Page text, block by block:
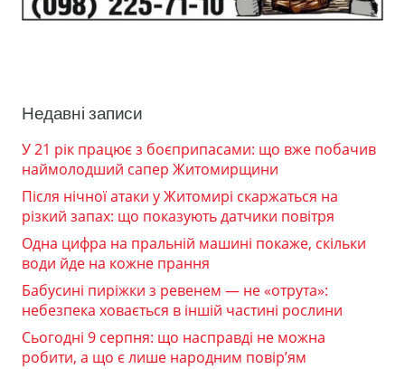
Недавні записи
У 21 рік працює з боєприпасами: що вже побачив
наймолодший сапер Житомирщини
Після нічної атаки у Житомирі скаржаться на
різкий запах: що показують датчики повітря
Одна цифра на пральній машині покаже, скільки
води йде на кожне прання
Бабусині пиріжки з ревенем — не «отрута»:
небезпека ховається в іншій частині рослини
Сьогодні 9 серпня: що насправді не можна
робити, а що є лише народним повір’ям